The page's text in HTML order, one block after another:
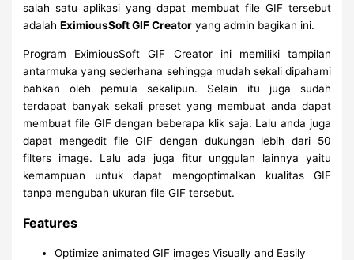
salah satu aplikasi yang dapat membuat file GIF tersebut
adalahEximiousSoft GIF Creator yang admin bagikan ini.
Program EximiousSoft GIF Creator ini memiliki tampilan
antarmuka yang sederhana sehingga mudah sekali dipahami
bahkan oleh pemula sekalipun. Selain itu juga sudah
terdapat banyak sekali preset yang membuat anda dapat
membuat file GIF dengan beberapa klik saja. Lalu anda juga
dapat mengedit file GIF dengan dukungan lebih dari 50
filters image. Lalu ada juga fitur unggulan lainnya yaitu
kemampuan untuk dapat mengoptimalkan kualitas GIF
tanpa mengubah ukuran file GIF tersebut.
Features
Optimize animated GIF images Visually and Easily